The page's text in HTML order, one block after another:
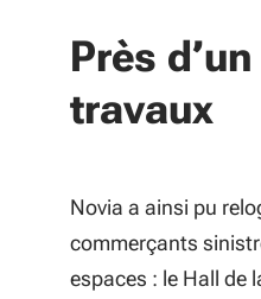
Près
travaux
Novia a ainsi pu
commerçants
espaces : le Hall de